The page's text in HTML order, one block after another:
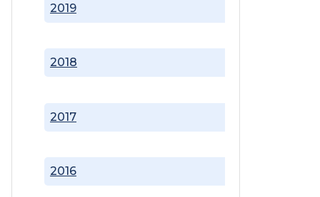
2016
2017
2018
2019